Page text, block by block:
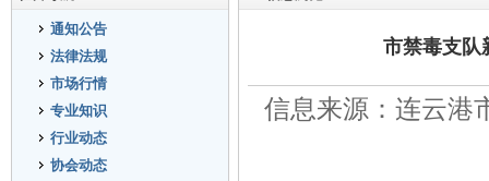
通知公告
法律法规
市场行情
专业知识
行业动态
协会动态
市禁毒支队
信息来源：连云